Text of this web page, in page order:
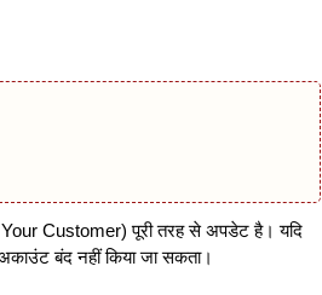
Customer) पूरी तरह से अपडेट है। यदि
बंद नहीं किया जा सकता।